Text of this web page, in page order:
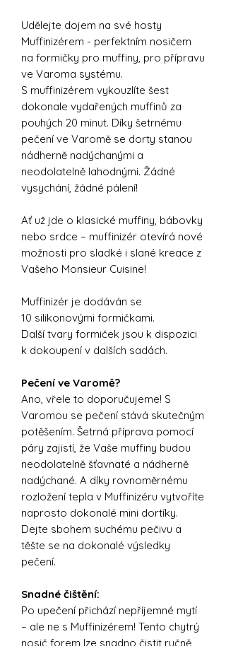
Udělejte dojem na své hosty
Muffinizérem - perfektním nosičem
na formičky pro muffiny, pro přípravu
ve Varoma systému.
S muffinizérem vykouzlíte šest
dokonale vydařených muffinů za
pouhých 20 minut. Díky šetrnému
pečení ve Varomě se dorty stanou
nádherně nadýchanými a
neodolatelně lahodnými. Žádné
vysychání, žádné pálení!
Ať už jde o klasické muffiny, bábovky
nebo srdce – muffinizér otevírá nové
možnosti pro sladké i slané kreace z
Vašeho Monsieur Cuisine!
Muffinizér je dodáván se
10 silikonovými formičkami.
Další tvary formiček jsou k dispozici
k dokoupení v dalších sadách.
Pečení ve Varomě?
Ano, vřele to doporučujeme! S
Varomou se pečení stává skutečným
potěšením. Šetrná příprava pomocí
páry zajistí, že Vaše muffiny budou
neodolatelně šťavnaté a nádherně
nadýchané. A díky rovnoměrnému
rozložení tepla v Muffinizéru vytvoříte
naprosto dokonalé mini dortíky.
Dejte sbohem suchému pečivu a
těšte se na dokonalé výsledky
pečení.
Snadné čištění:
Po upečení přichází nepříjemné mytí
– ale ne s Muffinizérem! Tento chytrý
nosič forem lze snadno čistit ručně